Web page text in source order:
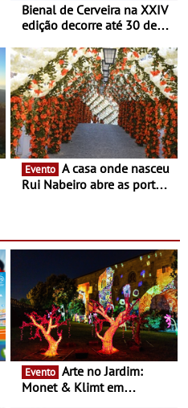
Bienal de Cerveira na XXIV
edição decorre até 30 de
enquanto “Territórios sem
Fronteira”
Evento
Rui Nabeiro abre as portas
16 de agosto
Evento
Monet & Klimt em